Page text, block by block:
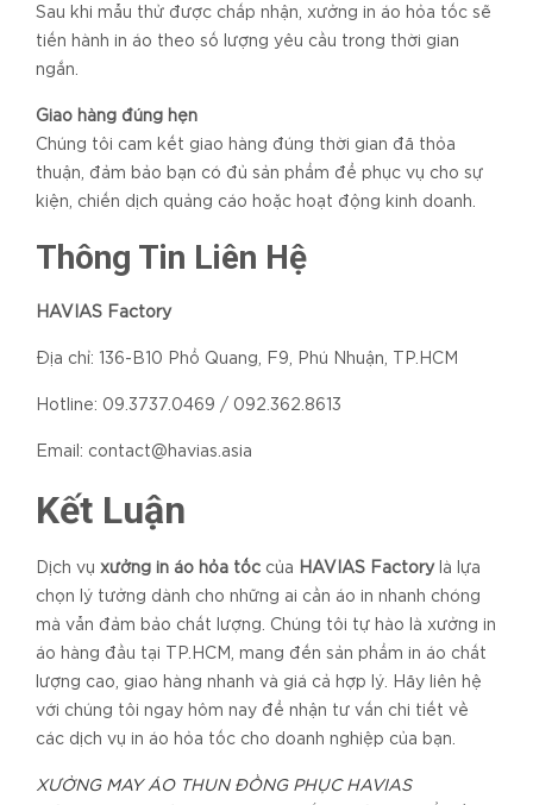
Sau khi mẫu thử được chấp nhận, xưởng in áo hỏa tốc sẽ
tiến hành in áo theo số lượng yêu cầu trong thời gian
ngắn.
Giao hàng đúng hẹn
Chúng tôi cam kết giao hàng đúng thời gian đã thỏa
thuận, đảm bảo bạn có đủ sản phẩm để phục vụ cho sự
kiện, chiến dịch quảng cáo hoặc hoạt động kinh doanh.
Thông Tin Liên Hệ
HAVIAS Factory
Địa chỉ: 136-B10 Phổ Quang, F9, Phú Nhuận, TP.HCM
Hotline: 09.3737.0469 / 092.362.8613
Email: contact@havias.asia
Kết Luận
Dịch vụ xưởng in áo hỏa tốc của HAVIAS Factorylà lựa
chọn lý tưởng dành cho những ai cần áo in nhanh chóng
mà vẫn đảm bảo chất lượng. Chúng tôi tự hào là xưởng in
áo hàng đầu tại TP.HCM, mang đến sản phẩm in áo chất
lượng cao, giao hàng nhanh và giá cả hợp lý. Hãy liên hệ
với chúng tôi ngay hôm nay để nhận tư vấn chi tiết về
các dịch vụ in áo hỏa tốc cho doanh nghiệp của bạn.
XƯỞNG MAY ÁO THUN ĐỒNG PHỤC HAVIAS